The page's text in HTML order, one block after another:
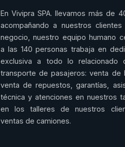
En Vivipra SPA. llevamos más de
acompañando a nuestros
negocio, nuestro equipo humano
a las 140 personas trabaja en
exclusiva a todo lo relacionado
transporte de pasajeros: venta de
venta de repuestos, garantías,
técnica y atenciones en nuestros
en los talleres de nuestros
ventas de camiones.